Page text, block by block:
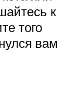
к
того
вам